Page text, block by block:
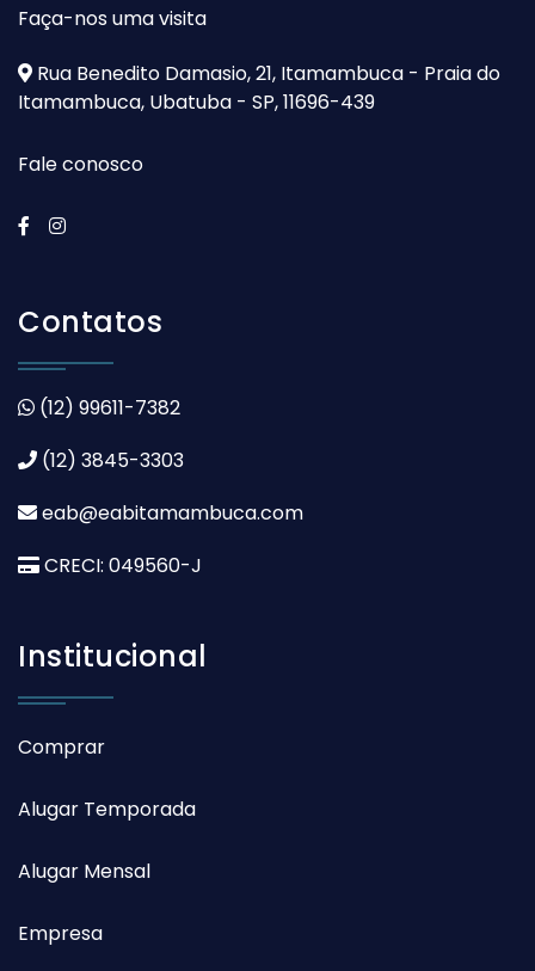
Faça-nos uma visita
Rua Benedito Damasio, 21, Itamambuca - Praia do
Itamambuca, Ubatuba - SP, 11696-439
Fale conosco
Contatos
(12) 99611-7382
(12) 3845-3303
eab@eabitamambuca.com
CRECI: 049560-J
Institucional
Comprar
Alugar Temporada
Alugar Mensal
Empresa